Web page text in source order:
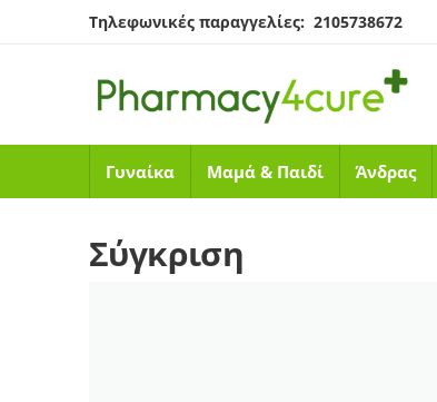
Τηλεφωνικές παραγγελίες: 2105738672
Γυναίκα Μαμά & Παιδί Άνδρας
Σύγκριση